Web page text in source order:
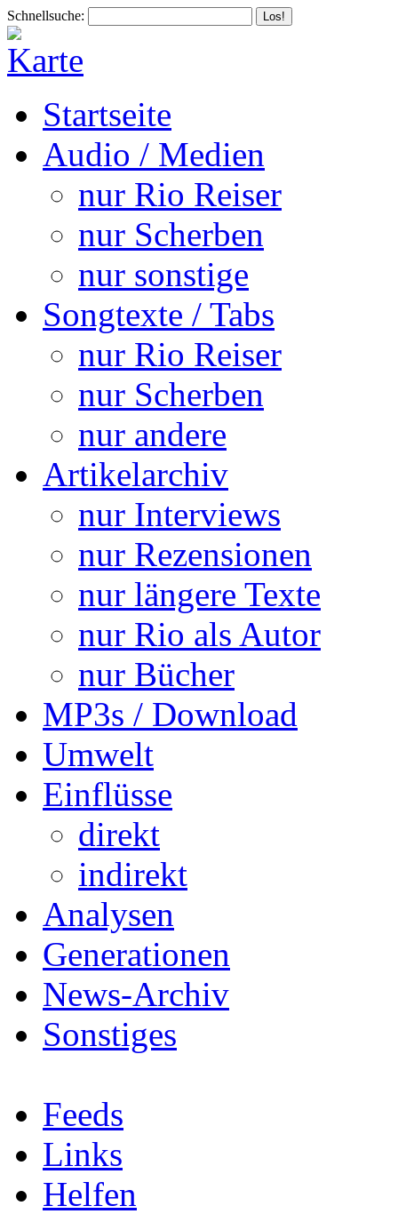
Schnellsuche:
Startseite
Audio / Medien
nur Rio Reiser
nur Scherben
nur sonstige
Songtexte / Tabs
nur Rio Reiser
nur Scherben
nur andere
Artikelarchiv
nur Interviews
nur Rezensionen
nur längere Texte
nur Rio als Autor
nur Bücher
MP3s / Download
Umwelt
Einflüsse
direkt
indirekt
Analysen
Generationen
News-Archiv
Sonstiges
Feeds
Links
Helfen